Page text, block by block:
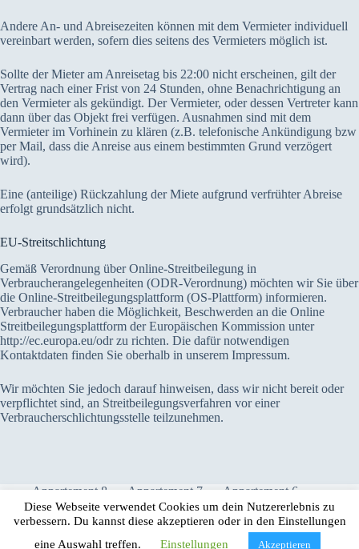
Andere An- und Abreisezeiten können mit dem Vermieter individuell
vereinbart werden, sofern dies seitens des Vermieters möglich ist.
Sollte der Mieter am Anreisetag bis 22:00 nicht erscheinen, gilt der
Vertrag nach einer Frist von 24 Stunden, ohne Benachrichtigung an
den Vermieter als gekündigt. Der Vermieter, oder dessen Vertreter kann
dann über das Objekt frei verfügen. Ausnahmen sind mit dem
Vermieter im Vorhinein zu klären (z.B. telefonische Ankündigung bzw
per Mail, dass die Anreise aus einem bestimmten Grund verzögert
wird).
Eine (anteilige) Rückzahlung der Miete aufgrund verfrühter Abreise
erfolgt grundsätzlich nicht.
EU-Streitschlichtung
Gemäß Verordnung über Online-Streitbeilegung in
Verbraucherangelegenheiten (ODR-Verordnung) möchten wir Sie über
die Online-Streitbeilegungsplattform (OS-Plattform) informieren.
Verbraucher haben die Möglichkeit, Beschwerden an die Online
Streitbeilegungsplattform der Europäischen Kommission unter
http://ec.europa.eu/odr zu richten. Die dafür notwendigen
Kontaktdaten finden Sie oberhalb in unserem Impressum.
Wir möchten Sie jedoch darauf hinweisen, dass wir nicht bereit oder
verpflichtet sind, an Streitbeilegungsverfahren vor einer
Verbraucherschlichtungsstelle teilzunehmen.
Appartement 8 Appartement 7
Appartement 6
Appartement 5
Appartement 4
Appartement 3
Appartement 1
Anreiseinfo
Strand
Diese Webseite verwendet Cookies um dein Nutzererlebnis zu
verbessern. Du kannst diese akzeptieren oder in den Einstellungen
eine Auswahl treffen.
Einstellungen Akzeptieren